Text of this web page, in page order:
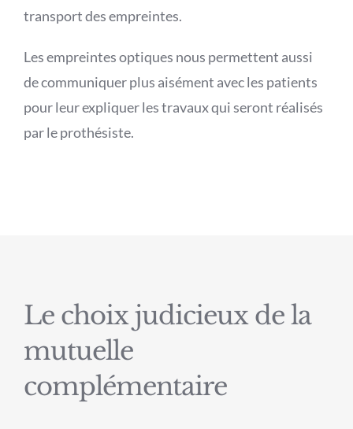
transport des empreintes.
Les empreintes optiques nous permettent aussi
de communiquer plus aisément avec les patients
pour leur expliquer les travaux qui seront réalisés
par le prothésiste.
Le choix judicieux de la
mutuelle
complémentaire